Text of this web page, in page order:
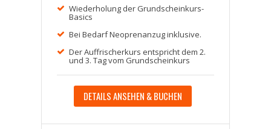
Wiederholung der Grundscheinkurs-
Basics
Bei Bedarf Neoprenanzug inklusive.
Der Auffrischerkurs entspricht dem 2.
und 3. Tag vom Grundscheinkurs
DETAILS ANSEHEN & BUCHEN